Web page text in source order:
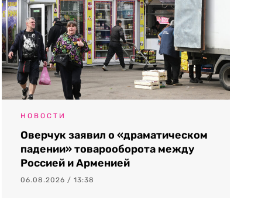
НОВОСТИ
Оверчук заявил о «драматическом
падении» товарооборота между
Россией и Арменией
06.08.2026 / 13:38